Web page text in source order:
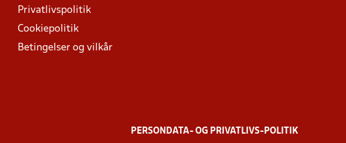
Privatlivspolitik
Cookiepolitik
Betingelser og vilkår
PERSONDATA- OG PRIVATLIVS-POLITIK